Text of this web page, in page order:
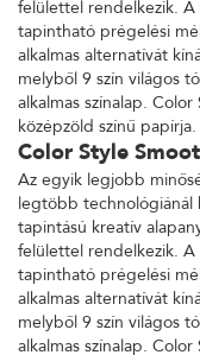
felülettel rendelkezik.
tapintható prégelési
alkalmas alternatívát
melyből 9 szín világos
alkalmas színalap.
középzöld színű papírja.
Color Style
Az egyik legjobb
legtöbb technológiánál
tapintású kreatív
felülettel rendelkezik.
tapintható prégelési
alkalmas alternatívát
melyből 9 szín világos
alkalmas színalap.